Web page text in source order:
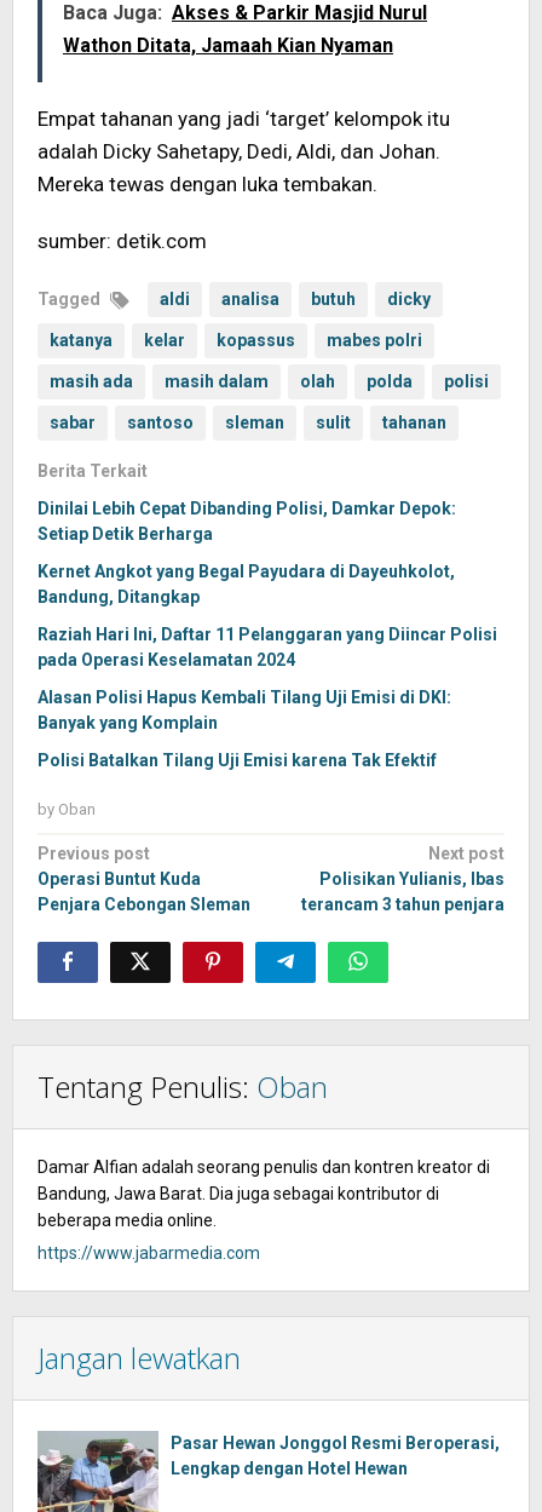
Baca Juga: Akses & Parkir Masjid Nurul
Wathon Ditata, Jamaah Kian Nyaman
Empat tahanan yang jadi ‘target’ kelompok itu
adalah Dicky Sahetapy, Dedi, Aldi, dan Johan.
Mereka tewas dengan luka tembakan.
sumber: detik.com
Tagged aldi analisa butuh dicky
katanya kelar kopassus mabes polri
masih ada masih dalam olah polda polisi
sabar santoso sleman sulit tahanan
Berita Terkait
Dinilai Lebih Cepat Dibanding Polisi, Damkar Depok:
Setiap Detik Berharga
Kernet Angkot yang Begal Payudara di Dayeuhkolot,
Bandung, Ditangkap
Raziah Hari Ini, Daftar 11 Pelanggaran yang Diincar Polisi
pada Operasi Keselamatan 2024
Alasan Polisi Hapus Kembali Tilang Uji Emisi di DKI:
Banyak yang Komplain
Polisi Batalkan Tilang Uji Emisi karena Tak Efektif
by Oban
Post
navigation
Previous post
Operasi Buntut Kuda
Penjara Cebongan Sleman
Next post
Polisikan Yulianis, Ibas
terancam 3 tahun penjara
Tentang Penulis: Oban
Damar Alfian adalah seorang penulis dan kontren kreator di
Bandung, Jawa Barat. Dia juga sebagai kontributor di
beberapa media online.
https://www.jabarmedia.com
Jangan lewatkan
Pasar Hewan Jonggol Resmi Beroperasi,
Lengkap dengan Hotel Hewan